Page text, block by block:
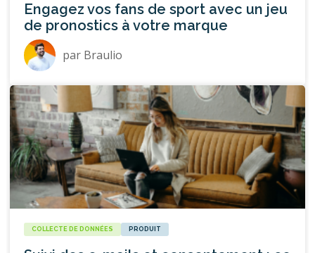
Engagez vos fans de sport avec un jeu
de pronostics à votre marque
par Braulio
COLLECTE DE DONNÉES PRODUIT